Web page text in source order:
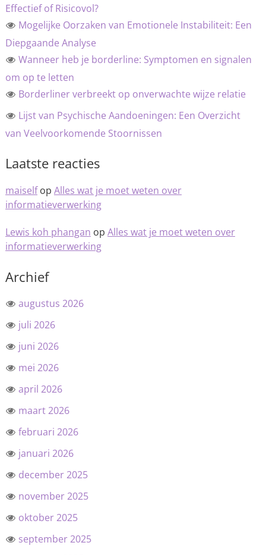
Effectief of Risicovol?
Mogelijke Oorzaken van Emotionele Instabiliteit: Een
Diepgaande Analyse
Wanneer heb je borderline: Symptomen en signalen
om op te letten
Borderliner verbreekt op onverwachte wijze relatie
Lijst van Psychische Aandoeningen: Een Overzicht
van Veelvoorkomende Stoornissen
Laatste reacties
maiselfop Alles wat je moet weten over
informatieverwerking
Lewis koh phangan op Alles wat je moet weten over
informatieverwerking
Archief
augustus 2026
juli 2026
juni 2026
mei 2026
april 2026
maart 2026
februari 2026
januari 2026
december 2025
november 2025
oktober 2025
september 2025